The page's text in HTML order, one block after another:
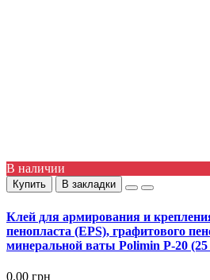
В наличии
Купить В закладки
Клей для армирования и
пенопласта (EPS), графитового
минеральной ваты Polimin P-20 (25
0.00 грн